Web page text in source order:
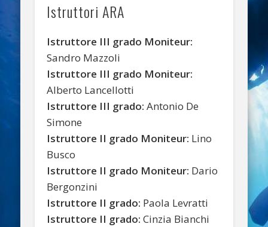
Istruttori ARA
Istruttore III grado Moniteur:
Sandro Mazzoli
Istruttore III grado Moniteur:
Alberto Lancellotti
Istruttore III grado: Antonio De
Simone
Istruttore II grado Moniteur: Lino
Busco
Istruttore II grado Moniteur: Dario
Bergonzini
Istruttore II grado: Paola Levratti
Istruttore II grado: Cinzia Bianchi